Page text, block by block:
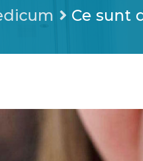
Ce sunt